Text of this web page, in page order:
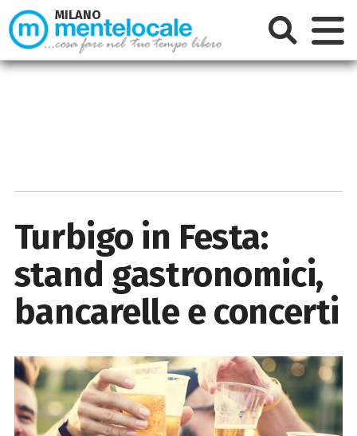
Turbigo in Festa:
stand gastronomici,
bancarelle e concerti
MILANO